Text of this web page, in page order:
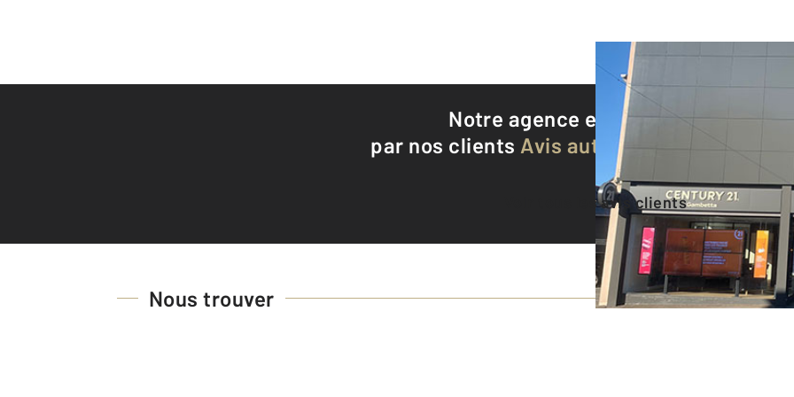
Notre agence est notée 9,2/10
par nos clients Avis authentifiés par
Voir tous les avis clients
Nous trouver